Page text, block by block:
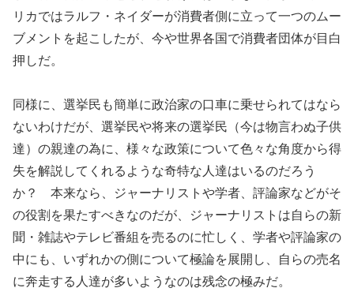
リカではラルフ・ネイダーが消費者側に立って一つのムー
ブメントを起こしたが、今や世界各国で消費者団体が目白
押しだ。
同様に、選挙民も簡単に政治家の口車に乗せられてはなら
ないわけだが、選挙民や将来の選挙民（今は物言わぬ子供
達）の親達の為に、様々な政策について色々な角度から得
失を解説してくれるような奇特な人達はいるのだろう
か？ 本来なら、ジャーナリストや学者、評論家などがそ
の役割を果たすべきなのだが、ジャーナリストは自らの新
聞・雑誌やテレビ番組を売るのに忙しく、学者や評論家の
中にも、いずれかの側について極論を展開し、自らの売名
に奔走する人達が多いようなのは残念の極みだ。